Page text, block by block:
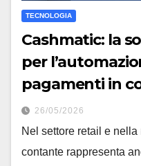
TECNOLOGIA
Cashmatic: la
per
pagamenti in
26/05/2026
Nel settore retail e
contante rappresenta